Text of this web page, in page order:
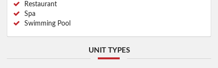
Restaurant
Spa
Swimming Pool
UNIT TYPES